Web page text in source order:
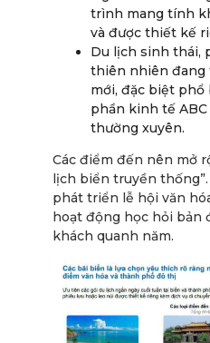
trình mang tính
và được thiết kế
Du lịch sinh thái,
thiên nhiên đang
mới, đặc biệt
phần kinh tế
thường xuyên.
Các điểm đến nên mở
lịch biển truyền
phát triển lễ hội văn
hoạt động học hỏi bản
khách quanh năm.